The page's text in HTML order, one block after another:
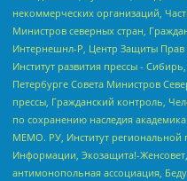
некоммерческих организаций,
Министров северных стран,
Интернешнл-Р, Центр Защиты
Институт развития прессы -
Петербурге Совета Министров
прессы, Гражданский контроль,
по сохранению наследия
МЕМО. РУ, Институт региональной
Информации, Экозащита!-
антимонопольная ассоциация,